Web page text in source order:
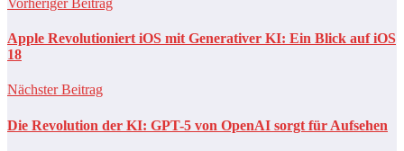
Apple Revolutioniert iOS mit Generativer KI: Ein Blick auf iOS
18
Nächster Beitrag
Die Revolution der KI: GPT-5 von OpenAI sorgt für Aufsehen